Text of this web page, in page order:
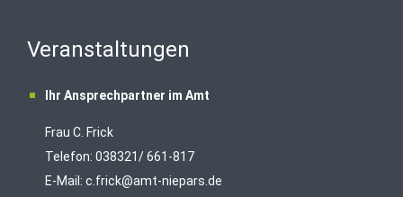
Veranstaltungen
Ihr Ansprechpartner im Amt
Frau C. Frick
Telefon: 038321/ 661-817
E-Mail: c.frick@amt-niepars.de